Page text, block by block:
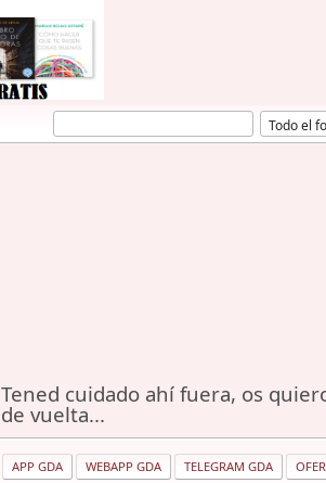
Tened cuidado ahí fuera, os
de vuelta...
APP GDA WEBAPP GDA TELEGRAM GDA